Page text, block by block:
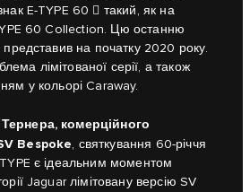
E-TYPE 60  такий, як на
TYPE 60 Collection. Цю останню
на початку 2020 року.
лімітованої серії, а також
у кольорі Caraway.
комерційного
Bespoke, святкування 60-річчя
є ідеальним моментом
Jaguar лімітовану версію SV